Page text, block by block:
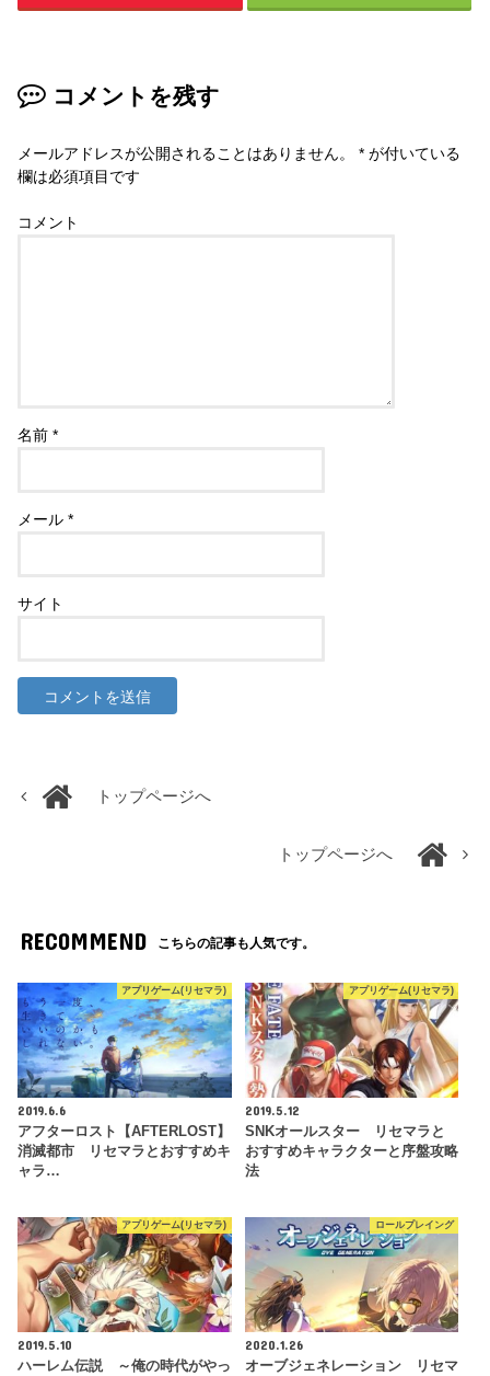
コメントを残す
メールアドレスが公開されることはありません。 * が付いている
欄は必須項目です
コメント
名前*
メール*
サイト
トップページへ
トップページへ
RECOMMEND こちらの記事も人気です。
アプリゲーム(リセマラ)
2019.6.6
アフターロスト【AFTERLOST】
消滅都市 リセマラとおすすめキ
ャラ…
アプリゲーム(リセマラ)
2019.5.12
SNKオールスター リセマラと
おすすめキャラクターと序盤攻略
法
アプリゲーム(リセマラ)
2019.5.10
ハーレム伝説 ～俺の時代がやっ
ロールプレイング
2020.1.26
オーブジェネレーション リセマ